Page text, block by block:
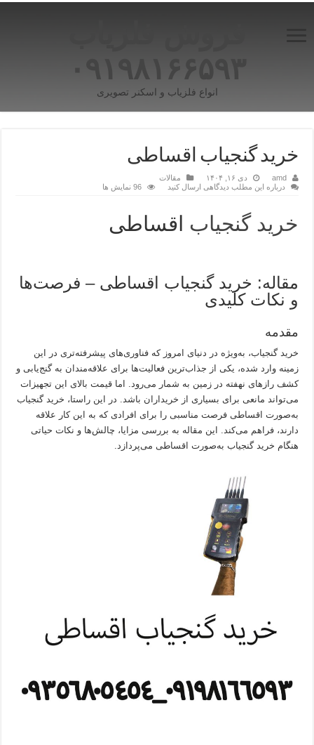
۰۹۱۹۸۱۶۶۵۹۳
انواع فلزیاب و اسکنر تصویری
خرید گنجیاب اقساطی
amd دی ۱۶, ۱۴۰۴
مقالات
درباره این مطلب دیدگاهی ارسال کنید
96 نمایش ها
خرید گنجیاب اقساطی
مقاله: خرید گنجیاب اقساطی – فرصت‌ها
و نکات کلیدی
مقدمه
خرید گنجیاب، به‌ویژه در دنیای امروز که فناوری‌های پیشرفته‌تری در این
زمینه وارد شده، یکی از جذاب‌ترین فعالیت‌ها برای علاقه‌مندان به گنج‌یابی و
کشف رازهای نهفته در زمین به شمار می‌رود. اما قیمت بالای این تجهیزات
می‌تواند مانعی برای بسیاری از خریداران باشد. در این راستا، خرید گنجیاب
به‌صورت اقساطی فرصت مناسبی را برای افرادی که به این کار علاقه
دارند، فراهم می‌کند. این مقاله به بررسی مزایا، چالش‌ها و نکات حیاتی
هنگام خرید گنجیاب به‌صورت اقساطی می‌پردازد.